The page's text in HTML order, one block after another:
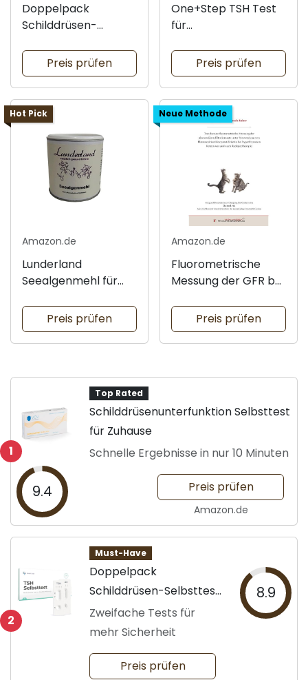
Doppelpack
Schilddrüsen-
Zuverlässigkeit
Preis prüfen
One+Step TSH Test
für
zen
Preis prüfen
Hot Pick
Amazon.de
Lunderland
Seealgenmehl für
Preis prüfen
Neue Methode
Amazon.de
Fluorometrische
Messung der GFR bei
Preis prüfen
1
Top Rated
Schilddrüsenunterfunktion Selbsttest
für Zuhause
Schnelle Ergebnisse in nur 10 Minuten
9.4 Preis prüfen
Amazon.de
2
Must-Have
Doppelpack
Schilddrüsen-Selbsttest
für Zuverlässigkeit
Zweifache Tests für
mehr Sicherheit
8.9
Preis prüfen